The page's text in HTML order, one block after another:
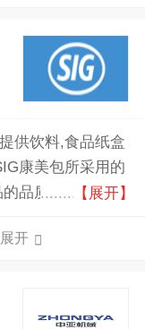
供饮料,食品纸盒
康美包所采用的
品质。为满足消
趋势。对于食
门的开启装置。
【展开】
开